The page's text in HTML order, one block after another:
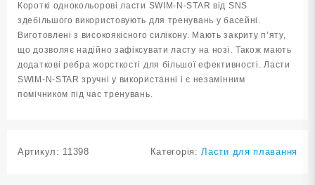
Короткі однокольорові ласти SWIM-N-STAR від SNS
здебільшого використовують для тренувань у басейні.
Виготовлені з високоякісного силікону. Мають закриту п’яту,
що дозволяє надійно зафіксувати ласту на нозі. Також мають
додаткові ребра жорсткості для більшої ефективності. Ласти
SWIM-N-STAR зручні у використанні і є незамінним
помічником під час тренувань.
Артикул: 11398 Категорія:Ласти для плавання